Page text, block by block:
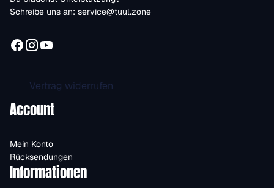
Schreibe uns an: service@tuul.zone
Vertrag widerrufen
Account
Mein Konto
Rücksendungen
Informationen